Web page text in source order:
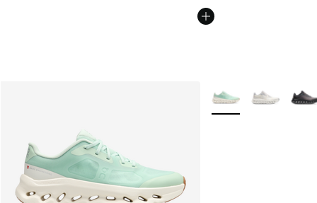
Weitere Farben